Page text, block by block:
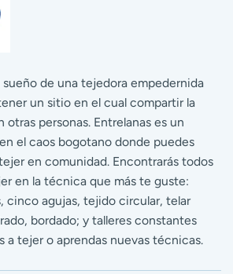
sueño de una tejedora empedernida
un sitio en el cual compartir la
personas. Entrelanas es un
el caos bogotano donde puedes
en comunidad. Encontrarás todos
en la técnica que más te guste:
cinco agujas, tejido circular, telar
bordado; y talleres constantes
a tejer o aprendas nuevas técnicas.